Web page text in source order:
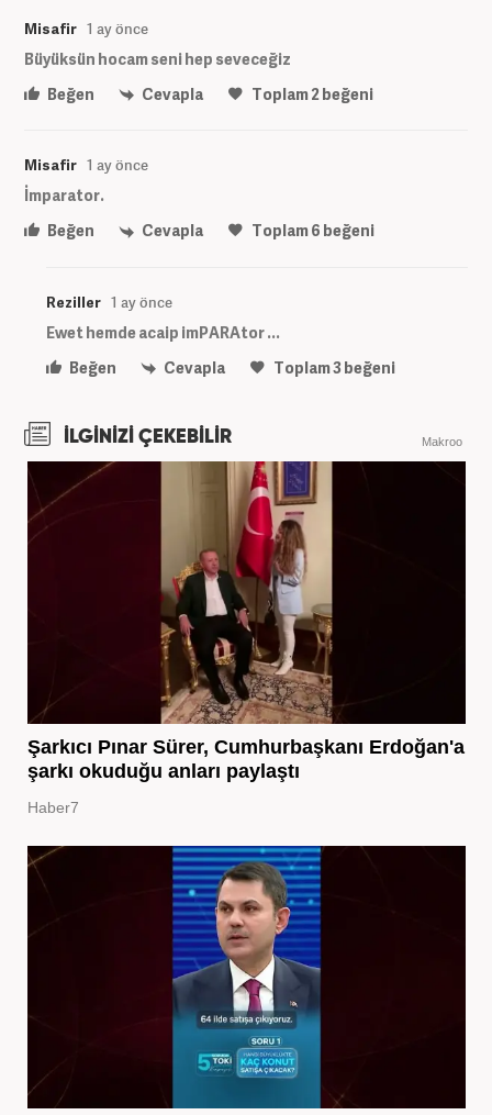
Misafir 1 ay önce
Büyüksün hocam seni hep seveceğiz
Beğen
Cevapla Toplam2beğeni
Misafir 1 ay önce
İmparator.
Beğen
Cevapla Toplam6 beğeni
Reziller 1 ay önce
Ewet hemde acaip imPARAtor ...
Beğen
Cevapla Toplam3beğeni
İLGİNİZİ ÇEKEBİLİR Makroo
Şarkıcı Pınar Sürer, Cumhurbaşkanı Erdoğan'a
şarkı okuduğu anları paylaştı
Haber7